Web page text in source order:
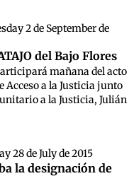
2 de September de
del Bajo Flores
mañana del acto
Acceso a la Justicia junto
a la Justicia, Julián
28 de July de 2015
la designación de